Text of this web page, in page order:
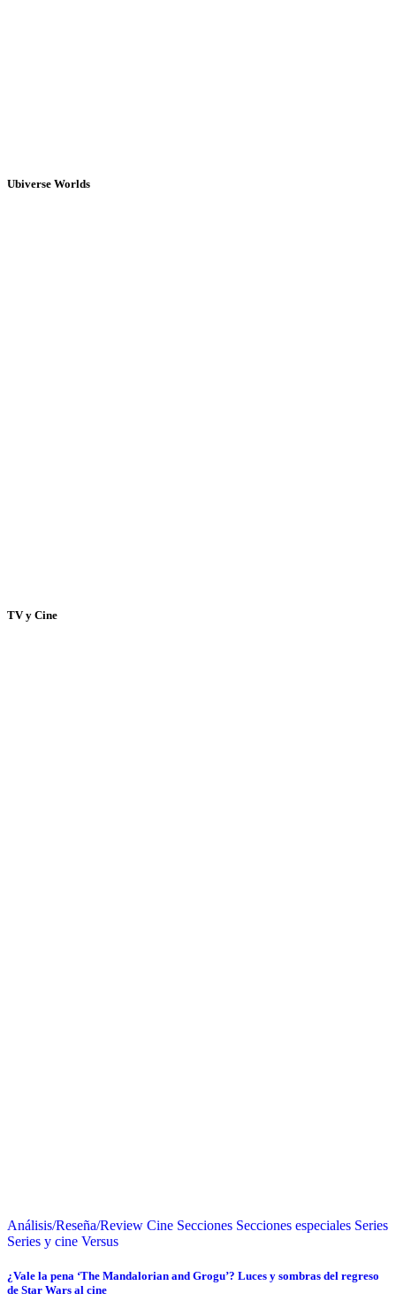
Ubiverse Worlds
TV y Cine
Análisis/Reseña/Review Cine Secciones Secciones especiales Series
Series y cine Versus
¿Vale la pena ‘The Mandalorian and Grogu’? Luces y sombras del regreso
de Star Wars al cine